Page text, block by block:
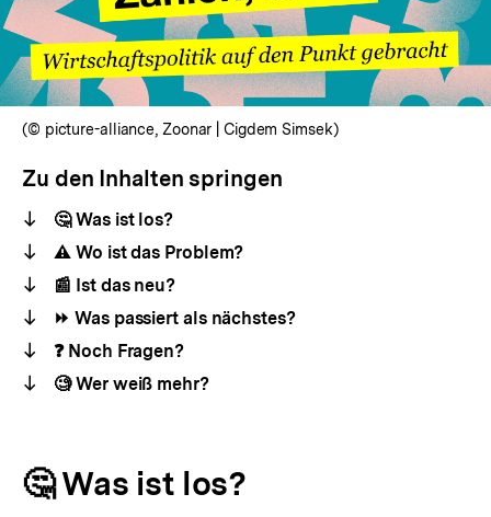
(© picture-alliance, Zoonar | Cigdem Simsek)
Zu den Inhalten springen
🤔 Was ist los?
⚠️ Wo ist das Problem?
📰 Ist das neu?
⏩ Was passiert als nächstes?
❓ Noch Fragen?
🧐 Wer weiß mehr?
🤔 Was ist los?